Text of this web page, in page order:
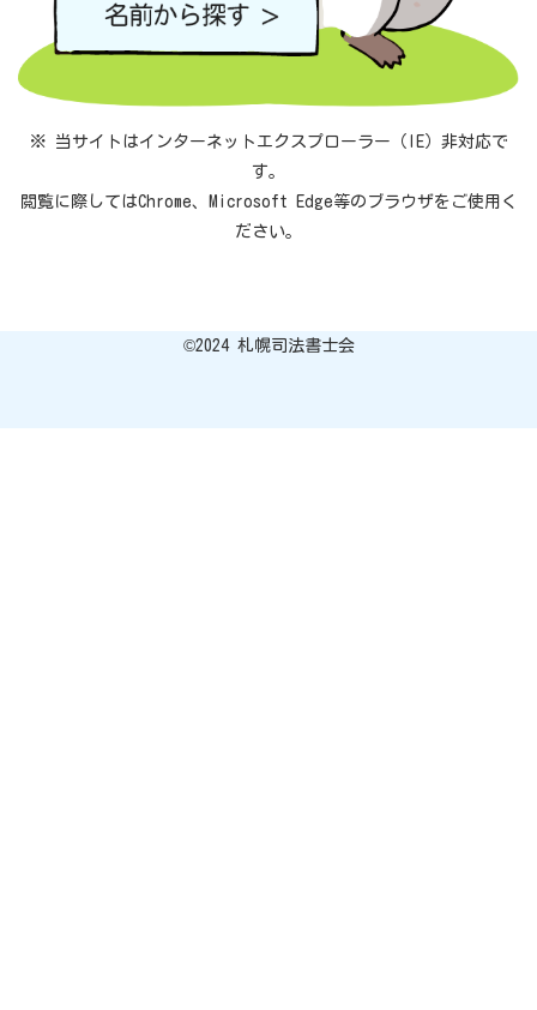
※ 当サイトはインターネットエクスプローラー（IE）非対応で
す。
閲覧に際してはChrome、Microsoft Edge等のブラウザをご使用く
ださい。
©︎2024 札幌司法書士会